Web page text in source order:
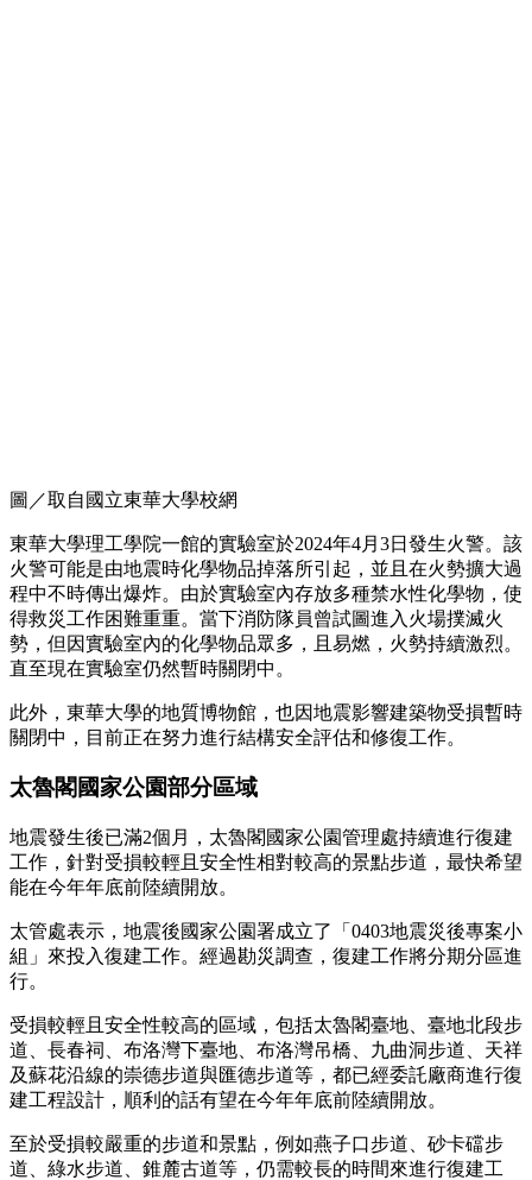
圖／取自國立東華大學校網
東華大學理工學院一館的實驗室於2024年4月3日發生火警。該
火警可能是由地震時化學物品掉落所引起，並且在火勢擴大過
程中不時傳出爆炸。由於實驗室內存放多種禁水性化學物，使
得救災工作困難重重。當下消防隊員曾試圖進入火場撲滅火
勢，但因實驗室內的化學物品眾多，且易燃，火勢持續激烈。
直至現在實驗室仍然暫時關閉中。
此外，東華大學的地質博物館，也因地震影響建築物受損暫時
關閉中，目前正在努力進行結構安全評估和修復工作。
太魯閣國家公園部分區域
地震發生後已滿2個月，太魯閣國家公園管理處持續進行復建
工作，針對受損較輕且安全性相對較高的景點步道，最快希望
能在今年年底前陸續開放。
太管處表示，地震後國家公園署成立了「0403地震災後專案小
組」來投入復建工作。經過勘災調查，復建工作將分期分區進
行。
受損較輕且安全性較高的區域，包括太魯閣臺地、臺地北段步
道、長春祠、布洛灣下臺地、布洛灣吊橋、九曲洞步道、天祥
及蘇花沿線的崇德步道與匯德步道等，都已經委託廠商進行復
建工程設計，順利的話有望在今年年底前陸續開放。
至於受損較嚴重的步道和景點，例如燕子口步道、砂卡礑步
道、綠水步道、錐麓古道等，仍需較長的時間來進行復建工